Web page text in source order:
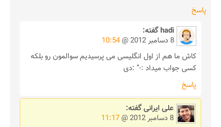
پاسخ
hadiگفته:
8 دسامبر 2012 @
10:54
کاش ما هم از اول انگلیسی می پرسیدیم سوالمون رو بلکه
کسی جواب میداد :-” :دی
پاسخ
علی ایرانیگفته:
8 دسامبر 2012 @
11:17